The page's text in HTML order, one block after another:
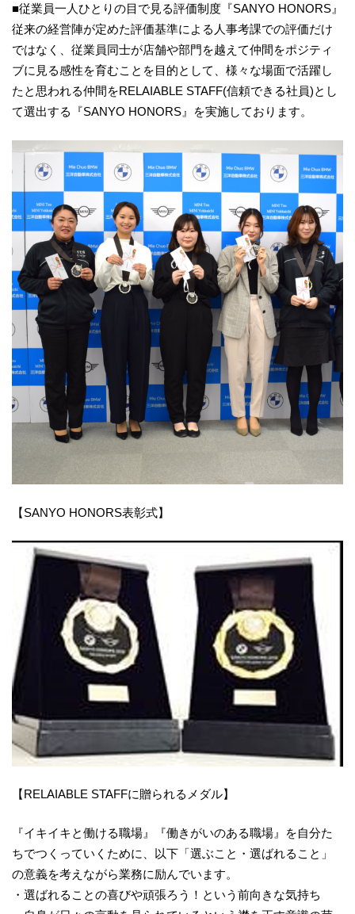
■従業員一人ひとりの目で見る評価制度『SANYO HONORS』
従来の経営陣が定めた評価基準による人事考課での評価だけ
ではなく、従業員同士が店舗や部門を越えて仲間をポジティ
ブに見る感性を育むことを目的として、様々な場面で活躍し
たと思われる仲間をRELAIABLE STAFF(信頼できる社員)とし
て選出する『SANYO HONORS』を実施しております。
【SANYO HONORS表彰式】
【RELAIABLE STAFFに贈られるメダル】
『イキイキと働ける職場』『働きがいのある職場』を自分た
ちでつくっていくために、以下「選ぶこと・選ばれること」
の意義を考えながら業務に励んでいます。
・選ばれることの喜びや頑張ろう！という前向きな気持ち